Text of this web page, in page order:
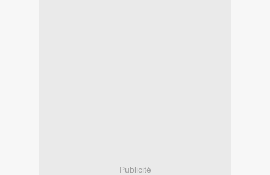
Publicité